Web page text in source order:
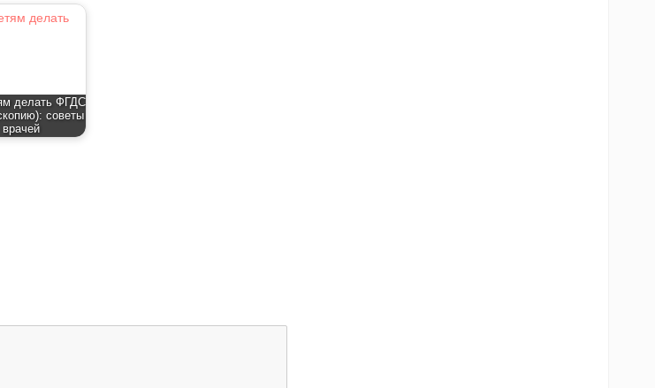
делать ФГДС
советы
врачей